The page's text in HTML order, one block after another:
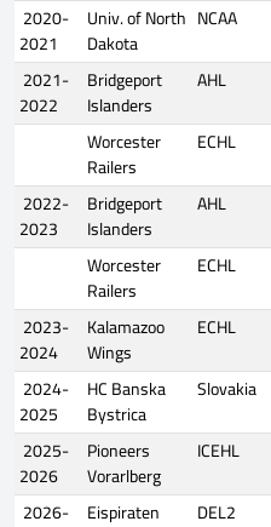
2020-
2021
Univ. of North
Dakota
NCAA
2021-
2022
Bridgeport
Islanders
AHL
Worcester
Railers
ECHL
2022-
2023
Bridgeport
Islanders
AHL
Worcester
Railers
ECHL
2023-
2024
Kalamazoo
Wings
ECHL
2024-
2025
HC Banska
Bystrica
Slovakia
2025-
2026
Pioneers
Vorarlberg
ICEHL
2026-
Eispiraten
DEL2